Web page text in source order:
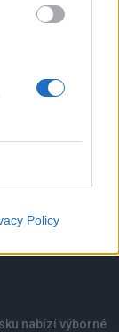
Policy
nabízí výborné